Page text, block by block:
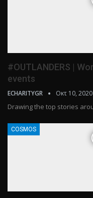
#OUTLANDERS |
events
ECHARITYGR Οκτ 10, 2020
Drawing the top stories
COSMOS